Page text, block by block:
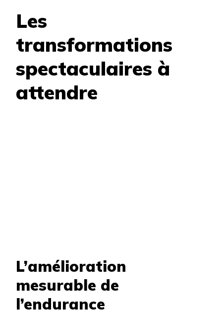
Les
transformations
spectaculaires à
attendre
L’amélioration
mesurable de
l’endurance